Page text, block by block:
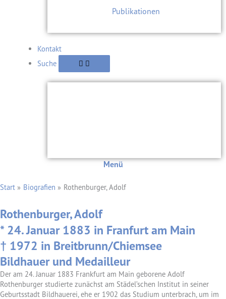
Publikationen
Kontakt
Suche
Menü
Start Biografien Rothenburger, Adolf
Rothenburger, Adolf
* 24. Januar 1883 in Franfurt am Main
† 1972 in Breitbrunn/Chiemsee
Bildhauer und Medailleur
Der am 24. Januar 1883 Frankfurt am Main geborene Adolf
Rothenburger studierte zunächst am Städel’schen Institut in seiner
Geburtsstadt Bildhauerei, ehe er 1902 das Studium unterbrach, um im